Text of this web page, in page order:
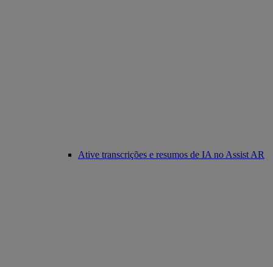
Ative transcrições e resumos de IA no Assist AR